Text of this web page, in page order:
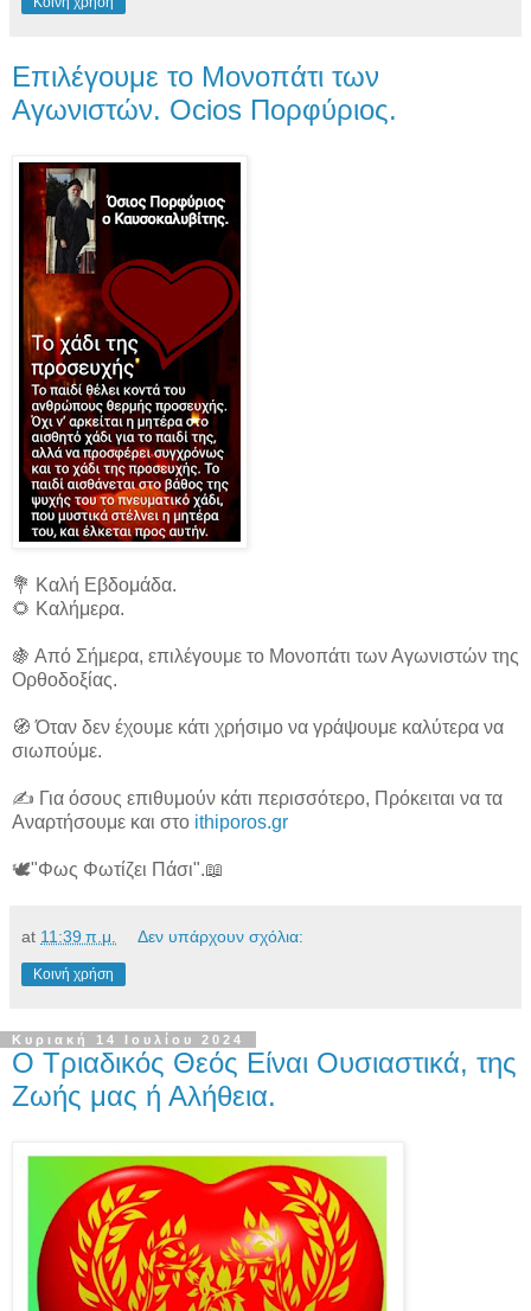
Επιλέγουμε το Μονοπάτι των
Αγωνιστών. Ocios Πορφύριος.
💐 Καλή Εβδομάδα.
🌻 Καλήμερα.
🍇 Από Σήμερα, επιλέγουμε το Μονοπάτι των Αγωνιστών της
Ορθοδοξίας.
🧭 Όταν δεν έχουμε κάτι χρήσιμο να γράψουμε καλύτερα να
σιωπούμε.
✍️ Για όσους επιθυμούν κάτι περισσότερο, Πρόκειται να τα
Αναρτήσουμε και στο ithiporos.gr
🕊"Φως Φωτίζει Πάσι".📖
at 11:39 π.μ. Δεν υπάρχουν σχόλια:
Κοινή χρήση
Κυριακή 14 Ιουλίου 2024
Ο Τριαδικός Θεός Είναι Ουσιαστικά, της
Ζωής μας ή Αλήθεια.